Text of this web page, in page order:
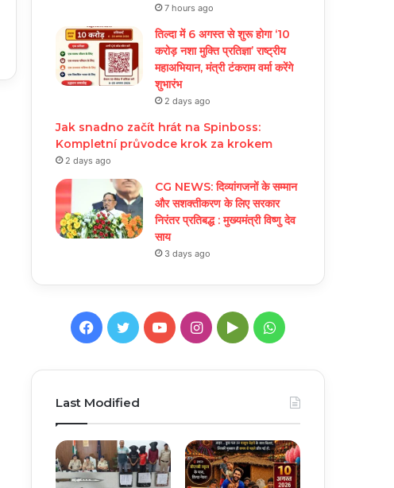
7 hours ago
तिल्दा में 6 अगस्त से शुरू होगा ‘10
करोड़ नशा मुक्ति प्रतिज्ञा’ राष्ट्रीय
महाअभियान, मंत्री टंकराम वर्मा करेंगे
शुभारंभ
2 days ago
Jak snadno začít hrát na Spinboss:
Kompletní průvodce krok za krokem
2 days ago
CG NEWS: दिव्यांगजनों के सम्मान
और सशक्तीकरण के लिए सरकार
निरंतर प्रतिबद्ध : मुख्यमंत्री विष्णु देव
साय
3 days ago
Facebook
TwitterYouTubeInstagram
GoogleWhatsApp
Last Modified